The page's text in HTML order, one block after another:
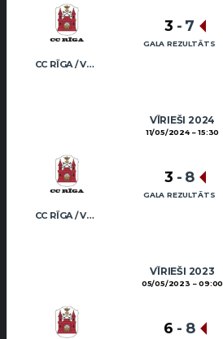
CC RĪGA / VEIDEMANIS
3 - 7
GALA REZULTĀTS
VĪRIEŠI 2024
11/05/2024 15:30
CC RĪGA / VEIDEMANIS
3 - 8
GALA REZULTĀTS
VĪRIEŠI 2023
05/05/2023 09:00
6 - 8